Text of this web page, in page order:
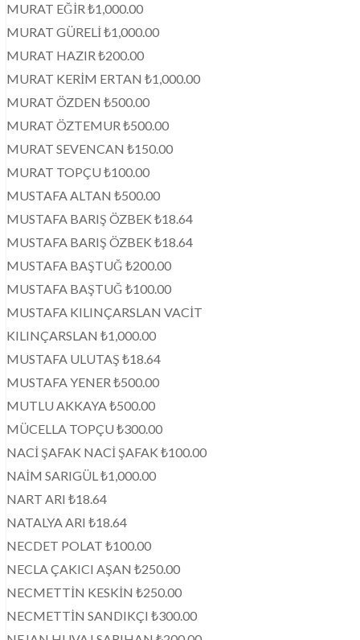
MURAT EĞİR ₺1,000.00
MURAT GÜRELİ ₺1,000.00
MURAT HAZIR ₺200.00
MURAT KERİM ERTAN ₺1,000.00
MURAT ÖZDEN ₺500.00
MURAT ÖZTEMUR ₺500.00
MURAT SEVENCAN ₺150.00
MURAT TOPÇU ₺100.00
MUSTAFA ALTAN ₺500.00
MUSTAFA BARIŞ ÖZBEK ₺18.64
MUSTAFA BARIŞ ÖZBEK ₺18.64
MUSTAFA BAŞTUĞ ₺200.00
MUSTAFA BAŞTUĞ ₺100.00
MUSTAFA KILINÇARSLAN VACİT
KILINÇARSLAN ₺1,000.00
MUSTAFA ULUTAŞ ₺18.64
MUSTAFA YENER ₺500.00
MUTLU AKKAYA ₺500.00
MÜCELLA TOPÇU ₺300.00
NACİ ŞAFAK NACİ ŞAFAK ₺100.00
NAİM SARIGÜL ₺1,000.00
NART ARI ₺18.64
NATALYA ARI ₺18.64
NECDET POLAT ₺100.00
NECLA ÇAKICI AŞAN ₺250.00
NECMETTİN KESKİN ₺250.00
NECMETTİN SANDIKÇI ₺300.00